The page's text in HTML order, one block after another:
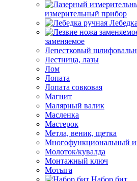
измерительный прибор
заменяемое
Лепестковый
Лестница, лазы
Лом
Лопата
Лопата совковая
Магнит
Малярный валик
Масленка
Мастерок
Метла, веник, щетка
Многофункциональный
Молоток/кувалда
Монтажный ключ
Мотыга
Набор бит